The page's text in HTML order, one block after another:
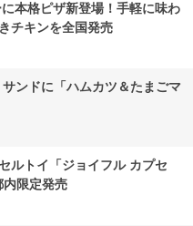
本格ピザ新登場！手軽に味わ
チキンを全国発売
ンドに「ハムカツ＆たまごマ
ルトイ「ジョイフル カプセ
限定発売